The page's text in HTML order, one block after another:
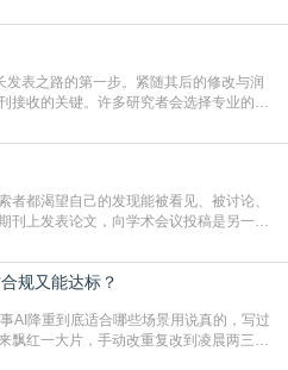
一步都需要精心的策略与扎实的工作。本
“发SCI文章”。一、精准定位是成功的第
投
表之路的第一步。紧随其后的修改与润
收的关键。许多研究者会选择专业的语
的理解。如何系统、高效地打磨自己的论
期刊的要求，是每位研究者值得投入学
就为大家介
都渴望自己的发现能被看见、被讨论、
上发表论文，向学术会议投稿是另一个
与社会网络。本篇AEIC学术交流中心小编
加速研究成果的传播与反馈学术会议通
期刊漫长的
规又能达标？
AI降重到底适合哪些场景用说真的，写过
飘红一大片，手动改重复改到凌晨两三